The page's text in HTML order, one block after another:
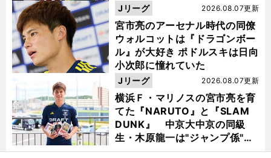
宮市亮のアーセナル時代の同僚
ウォルコットは『ドラゴンボー
ル』が大好き ポドルスキは日向
小次郎に憧れていた
2026.08.07更新
Jリーグ
横浜Ｆ・マリノスの宮市亮を育
てた『NARUTO』と『SLAM
DUNK』 中京大中京の同級
生・木原龍一は"ジャンプ係"だ
った
2026.08.07更新
Jリーグ